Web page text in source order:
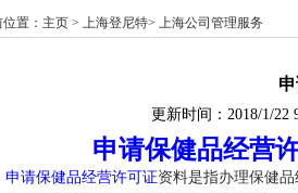
鉴证
置： 主页 > 上海登尼特> 上海公司管理服务
更新时间： 2018/1/22
申请保健品经营
申请保健品经营许可证资料是指办理保健